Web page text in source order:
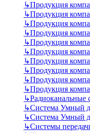
↳Продукция
↳Продукция
↳Продукция
↳Продукция
↳Продукция
↳Продукция
↳Продукция
↳Продукция
↳Продукция
↳Продукция
↳Радиоканальные
↳Система Умный
↳Система Умный
↳Системы